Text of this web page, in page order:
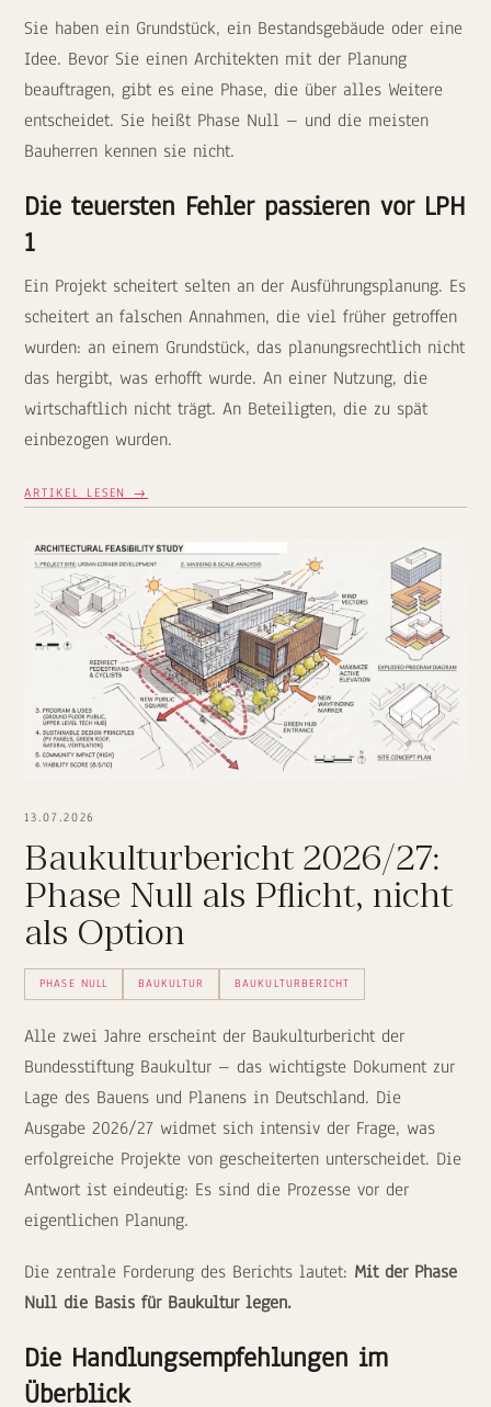
Sie haben ein Grundstück, ein Bestandsgebäude oder eine
Idee. Bevor Sie einen Architekten mit der Planung
beauftragen, gibt es eine Phase, die über alles Weitere
entscheidet. Sie heißt Phase Null – und die meisten
Bauherren kennen sie nicht.
Die teuersten Fehler passieren vor LPH
1
Ein Projekt scheitert selten an der Ausführungsplanung. Es
scheitert an falschen Annahmen, die viel früher getroffen
wurden: an einem Grundstück, das planungsrechtlich nicht
das hergibt, was erhofft wurde. An einer Nutzung, die
wirtschaftlich nicht trägt. An Beteiligten, die zu spät
einbezogen wurden.
ARTIKEL LESEN →
13.07.2026
Baukulturbericht 2026/27:
Phase Null als Pflicht, nicht
als Option
PHASE NULL BAUKULTUR BAUKULTURBERICHT
Alle zwei Jahre erscheint der Baukulturbericht der
Bundesstiftung Baukultur – das wichtigste Dokument zur
Lage des Bauens und Planens in Deutschland. Die
Ausgabe 2026/27 widmet sich intensiv der Frage, was
erfolgreiche Projekte von gescheiterten unterscheidet. Die
Antwort ist eindeutig: Es sind die Prozesse vor der
eigentlichen Planung.
Die zentrale Forderung des Berichts lautet: Mit der Phase
Null die Basis für Baukultur legen.
Die Handlungsempfehlungen im
Überblick